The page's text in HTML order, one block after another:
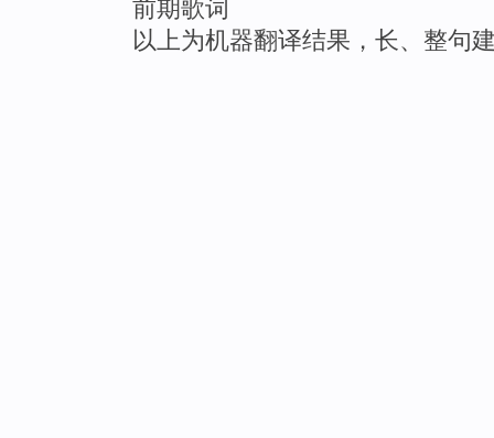
前期歌词
以上为机器翻译结果，长、整句